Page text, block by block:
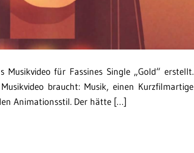
Musikvideo für Fassines Single „Gold“ erstellt.
braucht: Musik, einen Kurzfilmartige
Animationsstil. Der hätte […]